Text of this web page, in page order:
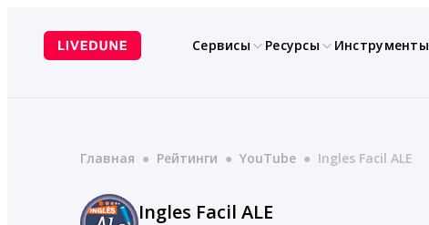
содержимому
Сервисы Ресурсы Инструменты
Главная ● Рейтинги ● YouTube ● Ingles Facil ALE
Ingles Facil ALE